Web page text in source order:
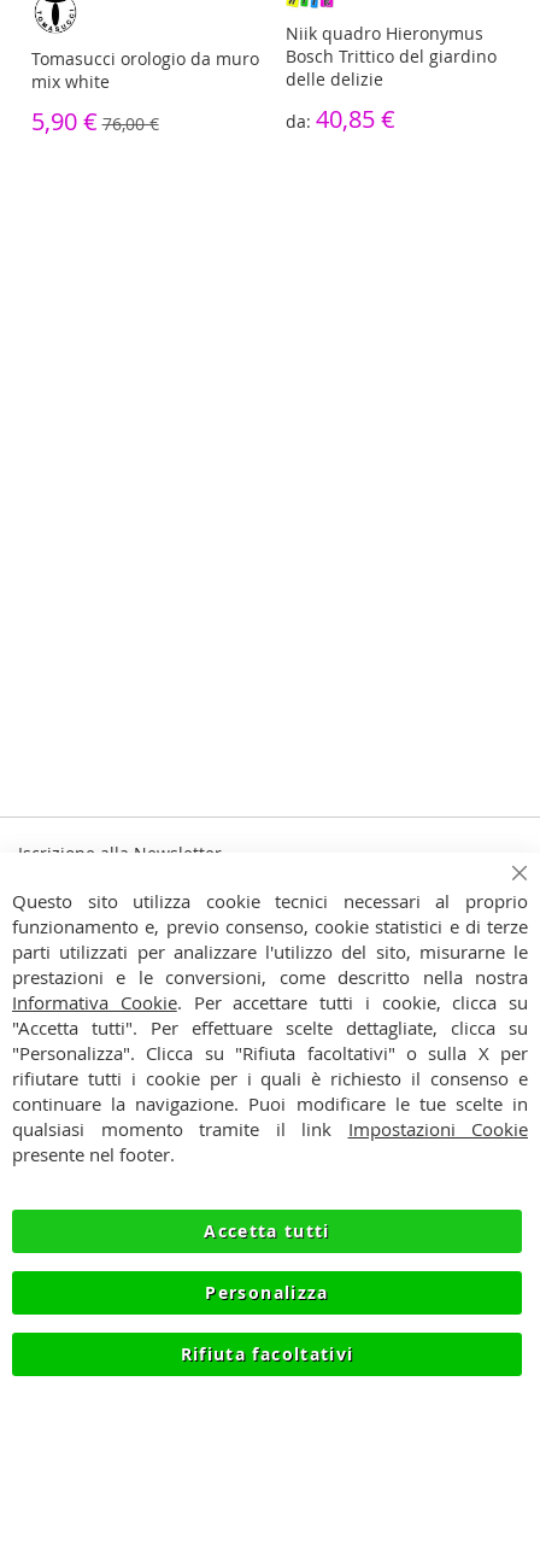
Tomasucci orologio da muro
mix white
5,90 € 76,00 €
Niik quadro Hieronymus
Bosch Trittico del giardino
delle delizie
40,85 €
Iscrizione alla Newsletter
alla
nostra
Newsletter:
Iscriviti
Ho preso visione dell'Informativa Privacy
CONTATTI
CONDIZIONI
PAGAMENTI
PRIVACY
RECESSO
COOKIE
© 2012-2026 NIKMART.IT - P.IVA IT03420740130 - TEL
Questo sito utilizza cookie tecnici necessari al proprio
funzionamento e, previo consenso, cookie statistici e di terze
parti utilizzati per analizzare l'utilizzo del sito, misurarne le
prestazioni e le conversioni, come descritto nella nostra
Informativa Cookie. Per accettare tutti i cookie, clicca su
"Accetta tutti". Per effettuare scelte dettagliate, clicca su
"Personalizza". Clicca su "Rifiuta facoltativi" o sulla X per
rifiutare tutti i cookie per i quali è richiesto il consenso e
continuare la navigazione. Puoi modificare le tue scelte in
qualsiasi momento tramite il link Impostazioni Cookie
presente nel footer.
Accetta tutti
Personalizza
Rifiuta facoltativi